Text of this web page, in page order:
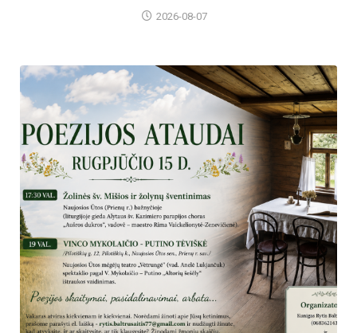
2026-08-07